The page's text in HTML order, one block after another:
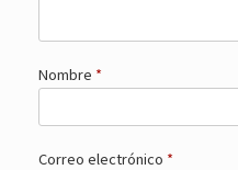
Nombre *
Correo electrónico *